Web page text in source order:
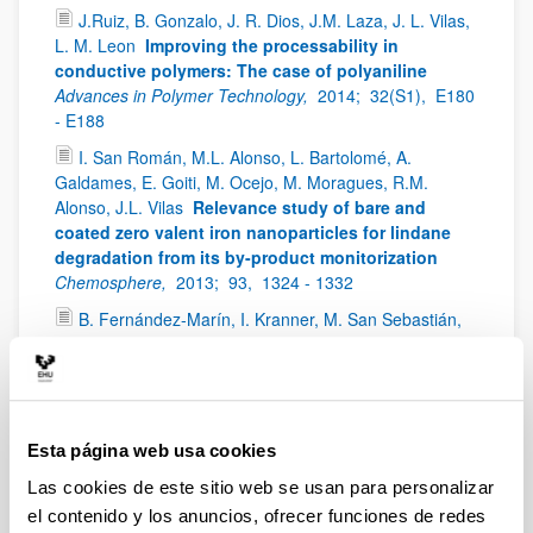
Esta página web usa cookies
Las cookies de este sitio web se usan para personalizar
el contenido y los anuncios, ofrecer funciones de redes
J.Ruiz, B. Gonzalo, J. R. Dios, J.M. Laza, J. L. Vilas,
L. M. Leon Improving the processability in
conductive polymers: The case of polyaniline
Advances in Polymer Technology, 2014; 32(S1), E180
- E188
I. San Román, M.L. Alonso, L. Bartolomé, A.
Galdames, E. Goiti, M. Ocejo, M. Moragues, R.M.
Alonso, J.L. Vilas Relevance study of bare and
coated zero valent iron nanoparticles for lindane
degradation from its by-product monitorization
Chemosphere, 2013; 93, 1324 - 1332
B. Fernández-Marín, I. Kranner, M. San Sebastián,
Najadaran, F. Míguez, J.M. Becerril and J.I. García-
Plazaola Evidence for the absence of enzymatic
xanthophyll cycle pigments in the desiccation-
Experimental Botany, 2013